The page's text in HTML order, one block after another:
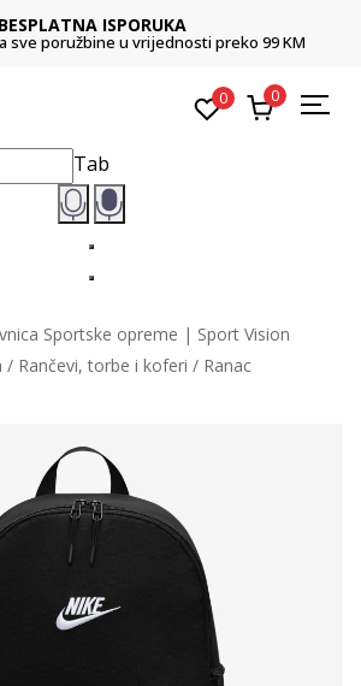
BESPLATNA ISPORUKA
sve poružbine u vrijednosti preko 99 KM
0 0
Tab
Sportske opreme | Sport Vision
Rančevi, torbe i koferi
Ranac